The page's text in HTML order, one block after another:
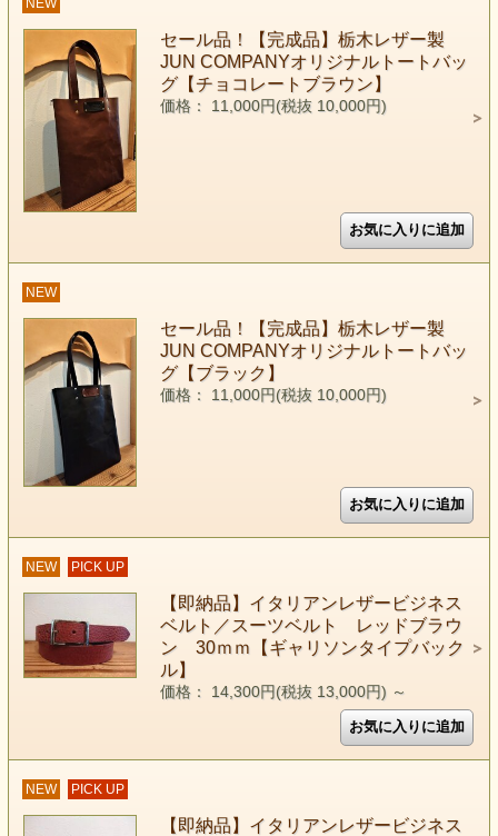
NEW
セール品！【完成品】栃木レザー製
JUN COMPANYオリジナルトートバッ
グ【チョコレートブラウン】
価格： 11,000円(税抜 10,000円)
NEW
セール品！【完成品】栃木レザー製
JUN COMPANYオリジナルトートバッ
グ【ブラック】
価格： 11,000円(税抜 10,000円)
NEW PICK UP
【即納品】イタリアンレザービジネス
ベルト／スーツベルト レッドブラウ
ン 30ｍｍ【ギャリソンタイプバック
ル】
価格： 14,300円(税抜 13,000円) ～
NEW PICK UP
【即納品】イタリアンレザービジネス